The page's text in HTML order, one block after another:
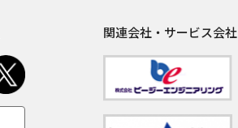
関連会社・サービス会社